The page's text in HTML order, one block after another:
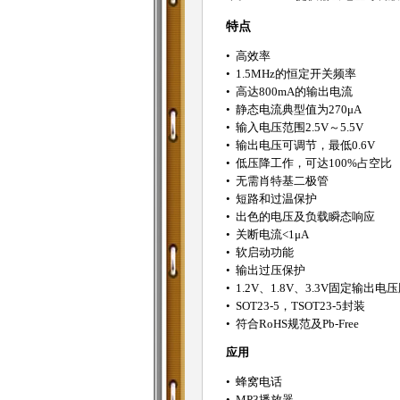
特点
• 高效率
• 1.5MHz的恒定开关频率
• 高达800mA的输出电流
• 静态电流典型值为270μA
• 输入电压范围2.5V～5.5V
• 输出电压可调节，最低0.6V
• 低压降工作，可达100%占空比
• 无需肖特基二极管
• 短路和过温保护
• 出色的电压及负载瞬态响应
• 关断电流<1μA
• 软启动功能
• 输出过压保护
• 1.2V、1.8V、3.3V固定输出电
• SOT23-5，TSOT23-5封装
• 符合RoHS规范及Pb-Free
应用
• 蜂窝电话